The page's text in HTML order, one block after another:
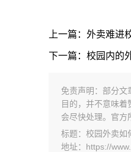
上一篇：外卖难
下一篇：校园内的
免责声明：部分文
目的，并不意味
会尽快处理。官方
标题：校园外卖如
地址：https://